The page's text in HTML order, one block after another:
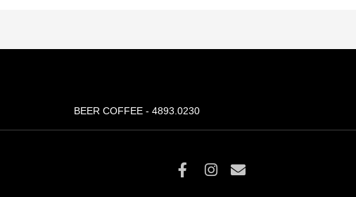
BEER COFFEE - 4893.0230